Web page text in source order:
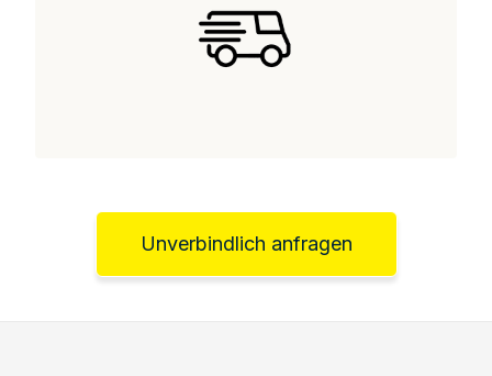
Unverbindlich anfragen